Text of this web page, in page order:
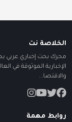
الخلاصة نت
محرك بحث إخباري عربي
الإخبارية الموثوقة في
والاقتصا...
روابط مهمة